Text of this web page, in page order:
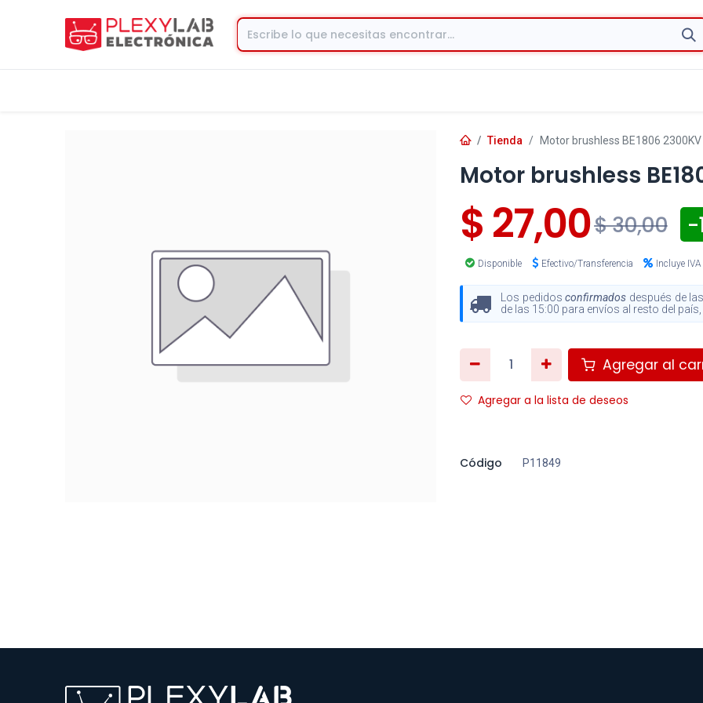
Tienda Motor brushless BE1806
Motor brushless
$27,00$30,00 -
Disponible Efectivo/Transferencia Incluye IVA
Los pedidosconfirmados después de
de las 15:00 para envíos al resto del
Agregar al
Agregar a la lista de deseos
Código P11849